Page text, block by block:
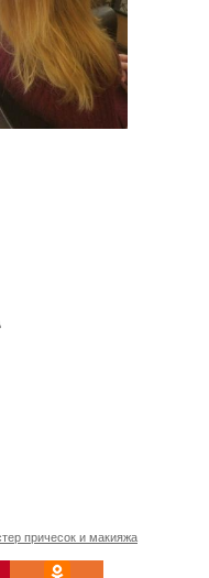
причесок и макияжа